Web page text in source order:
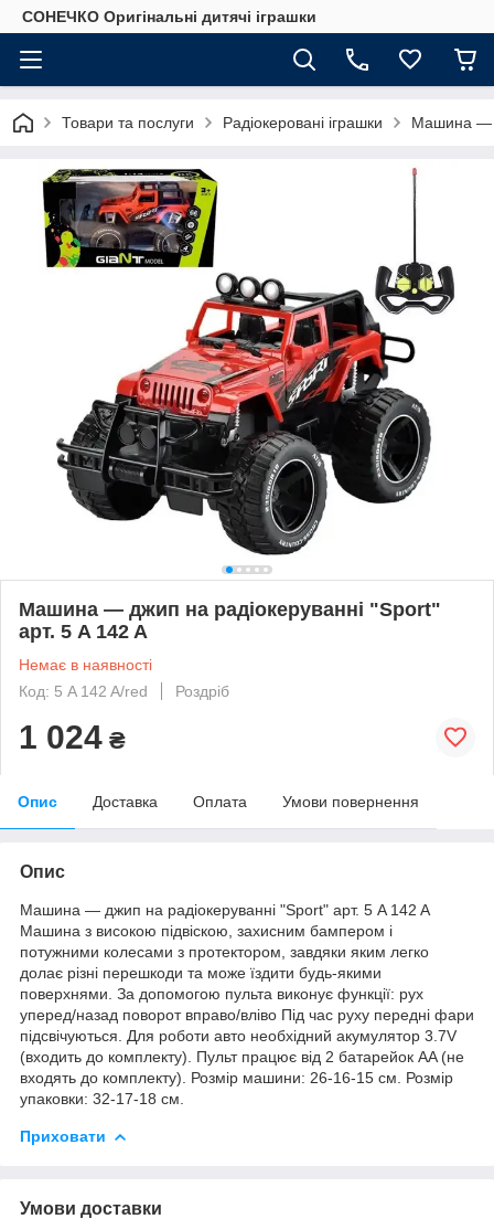
СОНЕЧКО Оригінальні дитячі іграшки
Товари та послуги Радіокеровані іграшки Машина —
Машина — джип на радіокеруванні "Sport"
арт. 5 A 142 A
Немає в наявності
Код: 5 A 142 A/red
Роздріб
1 024 ₴
Опис Доставка Оплата Умови повернення
Опис
Машина — джип на радіокеруванні "Sport" арт. 5 A 142 A
Машина з високою підвіскою, захисним бампером і
потужними колесами з протектором, завдяки яким легко
долає різні перешкоди та може їздити будь-якими
поверхнями. За допомогою пульта виконує функції: рух
уперед/назад поворот вправо/вліво Під час руху передні фари
підсвічуються. Для роботи авто необхідний акумулятор 3.7V
(входить до комплекту). Пульт працює від 2 батарейок AA (не
входять до комплекту). Розмір машини: 26-16-15 см. Розмір
упаковки: 32-17-18 см.
Приховати
Умови доставки